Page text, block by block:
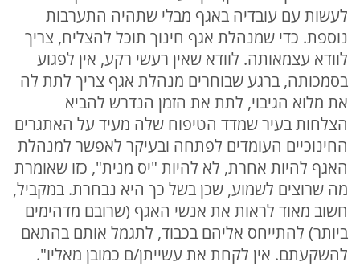
לעשות עם עובדיה באגף מבלי שתהיה התערבות
נוספת. כדי שמנהלת אגף חינוך תוכל להצליח, צריך
לוודא עצמאותה. לוודא שאין רעשי רקע, אין לפגוע
בסמכותה, ברגע שבוחרים מנהלת אגף צריך לתת לה
את מלוא הגיבוי, לתת את הזמן הנדרש להביא
הצלחות בעיר שמדד הטיפוח שלה מעיד על האתגרים
החינוכיים העומדים לפתחה ובעיקר לאפשר למנהלת
האגף להיות אחרת, לא להיות "יס מנית", כזו שאומרת
מה שרוצים לשמוע, שכן בשל כך היא נבחרת. במקביל,
חשוב מאוד לראות את אנשי האגף (שרובם מדהימים
ביותר) להתייחס אליהם בכבוד, לתגמל אותם בהתאם
להשקעתם. אין לקחת את עשייתן/ם כמובן מאליו".